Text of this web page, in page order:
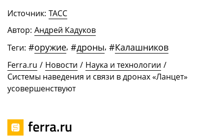
Источник: ТАСС
Автор: Андрей Кадуков
Теги: #оружие, #дроны, #Калашников
Ferra.ru / Новости / Наука и технологии /
Системы наведения и связи в дронах «Ланцет»
усовершенствуют